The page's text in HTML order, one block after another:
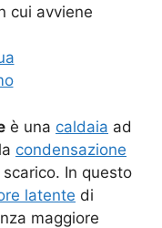
cui avviene
è una caldaia ad
condensazione
scarico. In questo
latente di
maggiore